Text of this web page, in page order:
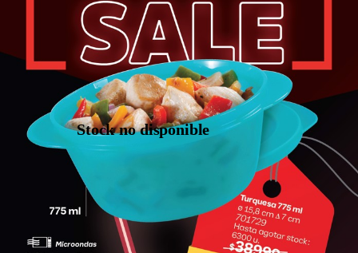
Stock no disponible